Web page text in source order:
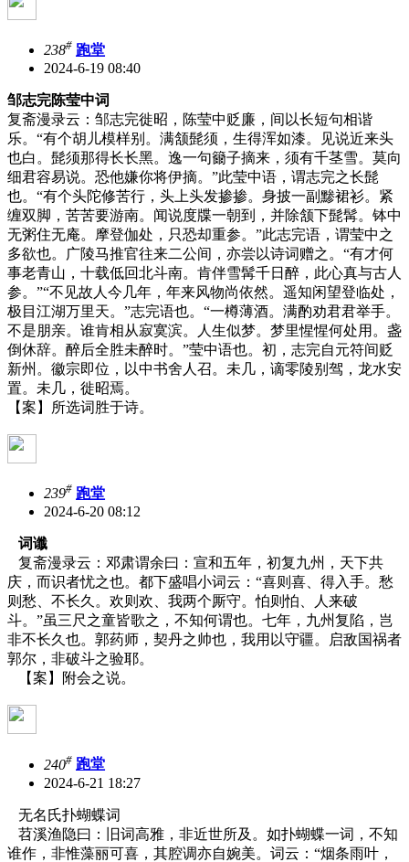
238# 跑堂
2024-6-19 08:40
邹志完陈莹中词
复斋漫录云：邹志完徙昭，陈莹中贬廉，间以长短句相谐
乐。“有个胡儿模样别。满颔髭须，生得浑如漆。见说近来头
也白。髭须那得长长黑。逸一句籋子摘来，须有千茎雪。莫向
细君容易说。恐他嫌你将伊摘。”此莹中语，谓志完之长髭
也。“有个头陀修苦行，头上头发掺掺。身披一副黪裙衫。紧
缠双脚，苦苦要游南。闻说度牒一朝到，并除颔下髭髯。钵中
无粥住无庵。摩登伽处，只恐却重参。”此志完语，谓莹中之
多欲也。广陵马推官往来二公间，亦尝以诗词赠之。“有才何
事老青山，十载低回北斗南。肯伴雪髯千日醉，此心真与古人
参。”“不见故人今几年，年来风物尚依然。遥知闲望登临处，
极目江湖万里天。”志完语也。“一樽薄酒。满酌劝君君举手。
不是朋亲。谁肯相从寂寞滨。人生似梦。梦里惺惺何处用。盏
倒休辞。醉后全胜未醉时。”莹中语也。初，志完自元符间贬
新州。徽宗即位，以中书舍人召。未几，谪零陵别驾，龙水安
置。未几，徙昭焉。
【案】所选词胜于诗。
239# 跑堂
2024-6-20 08:12
词谶
复斋漫录云：邓肃谓余曰：宣和五年，初复九州，天下共
庆，而识者忧之也。都下盛唱小词云：“喜则喜、得入手。愁
则愁、不长久。欢则欢、我两个厮守。怕则怕、人来破
斗。”虽三尺之童皆歌之，不知何谓也。七年，九州复陷，岂
非不长久也。郭药师，契丹之帅也，我用以守疆。启敌国祸者
郭尔，非破斗之验耶。
【案】附会之说。
240# 跑堂
2024-6-21 18:27
无名氏扑蝴蝶词
苕溪渔隐曰：旧词高雅，非近世所及。如扑蝴蝶一词，不知
谁作，非惟藻丽可喜，其腔调亦自婉美。词云：“烟条雨叶，